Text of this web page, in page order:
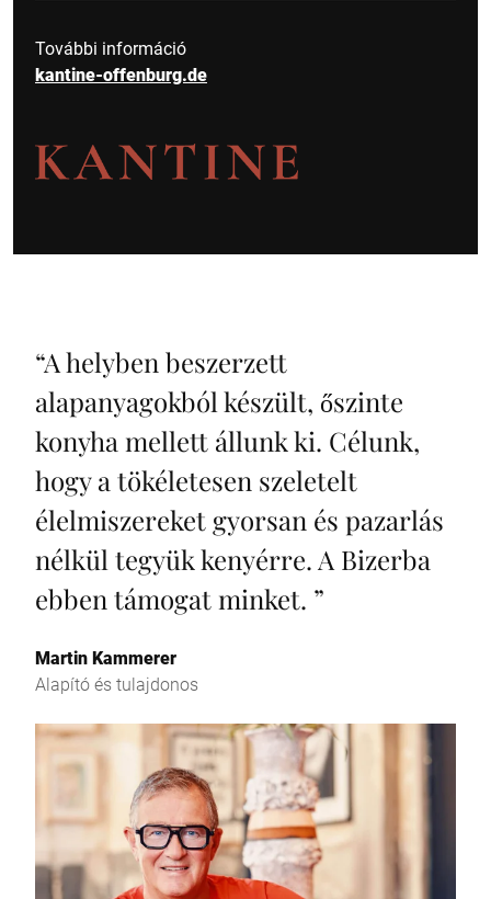
További információ
kantine-offenburg.de
“A helyben beszerzett
alapanyagokból készült, őszinte
konyha mellett állunk ki. Célunk,
hogy a tökéletesen szeletelt
élelmiszereket gyorsan és pazarlás
nélkül tegyük kenyérre. A Bizerba
ebben támogat minket. ”
Martin Kammerer
Alapító és tulajdonos